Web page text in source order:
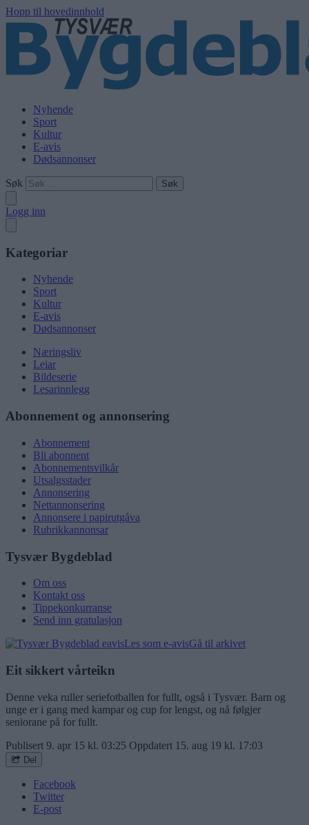
Hopp til hovedinnhold
Nyhende
Sport
Kultur
E-avis
Dødsannonser
Søk
Logg inn
Kategoriar
Nyhende
Sport
Kultur
E-avis
Dødsannonser
Næringsliv
Leiar
Bildeserie
Lesarinnlegg
Abonnement og annonsering
Abonnement
Bli abonnent
Abonnementsvilkår
Utsalgsstader
Annonsering
Nettannonsering
Annonsere i papirutgåva
Rubrikkannonsar
Tysvær Bygdeblad
Om oss
Kontakt oss
Tippekonkurranse
Send inn gratulasjon
Les som e-avisGå til arkivet
Eit sikkert vårteikn
Denne veka ruller seriefotballen for fullt, også i Tysvær. Barn og
unge er i gang med kampar og cup for lengst, og nå følgjer
seniorane på for fullt.
Publisert 9. apr 15 kl. 03:25 Oppdatert 15. aug 19 kl. 17:03
Del
Facebook
Twitter
E-post